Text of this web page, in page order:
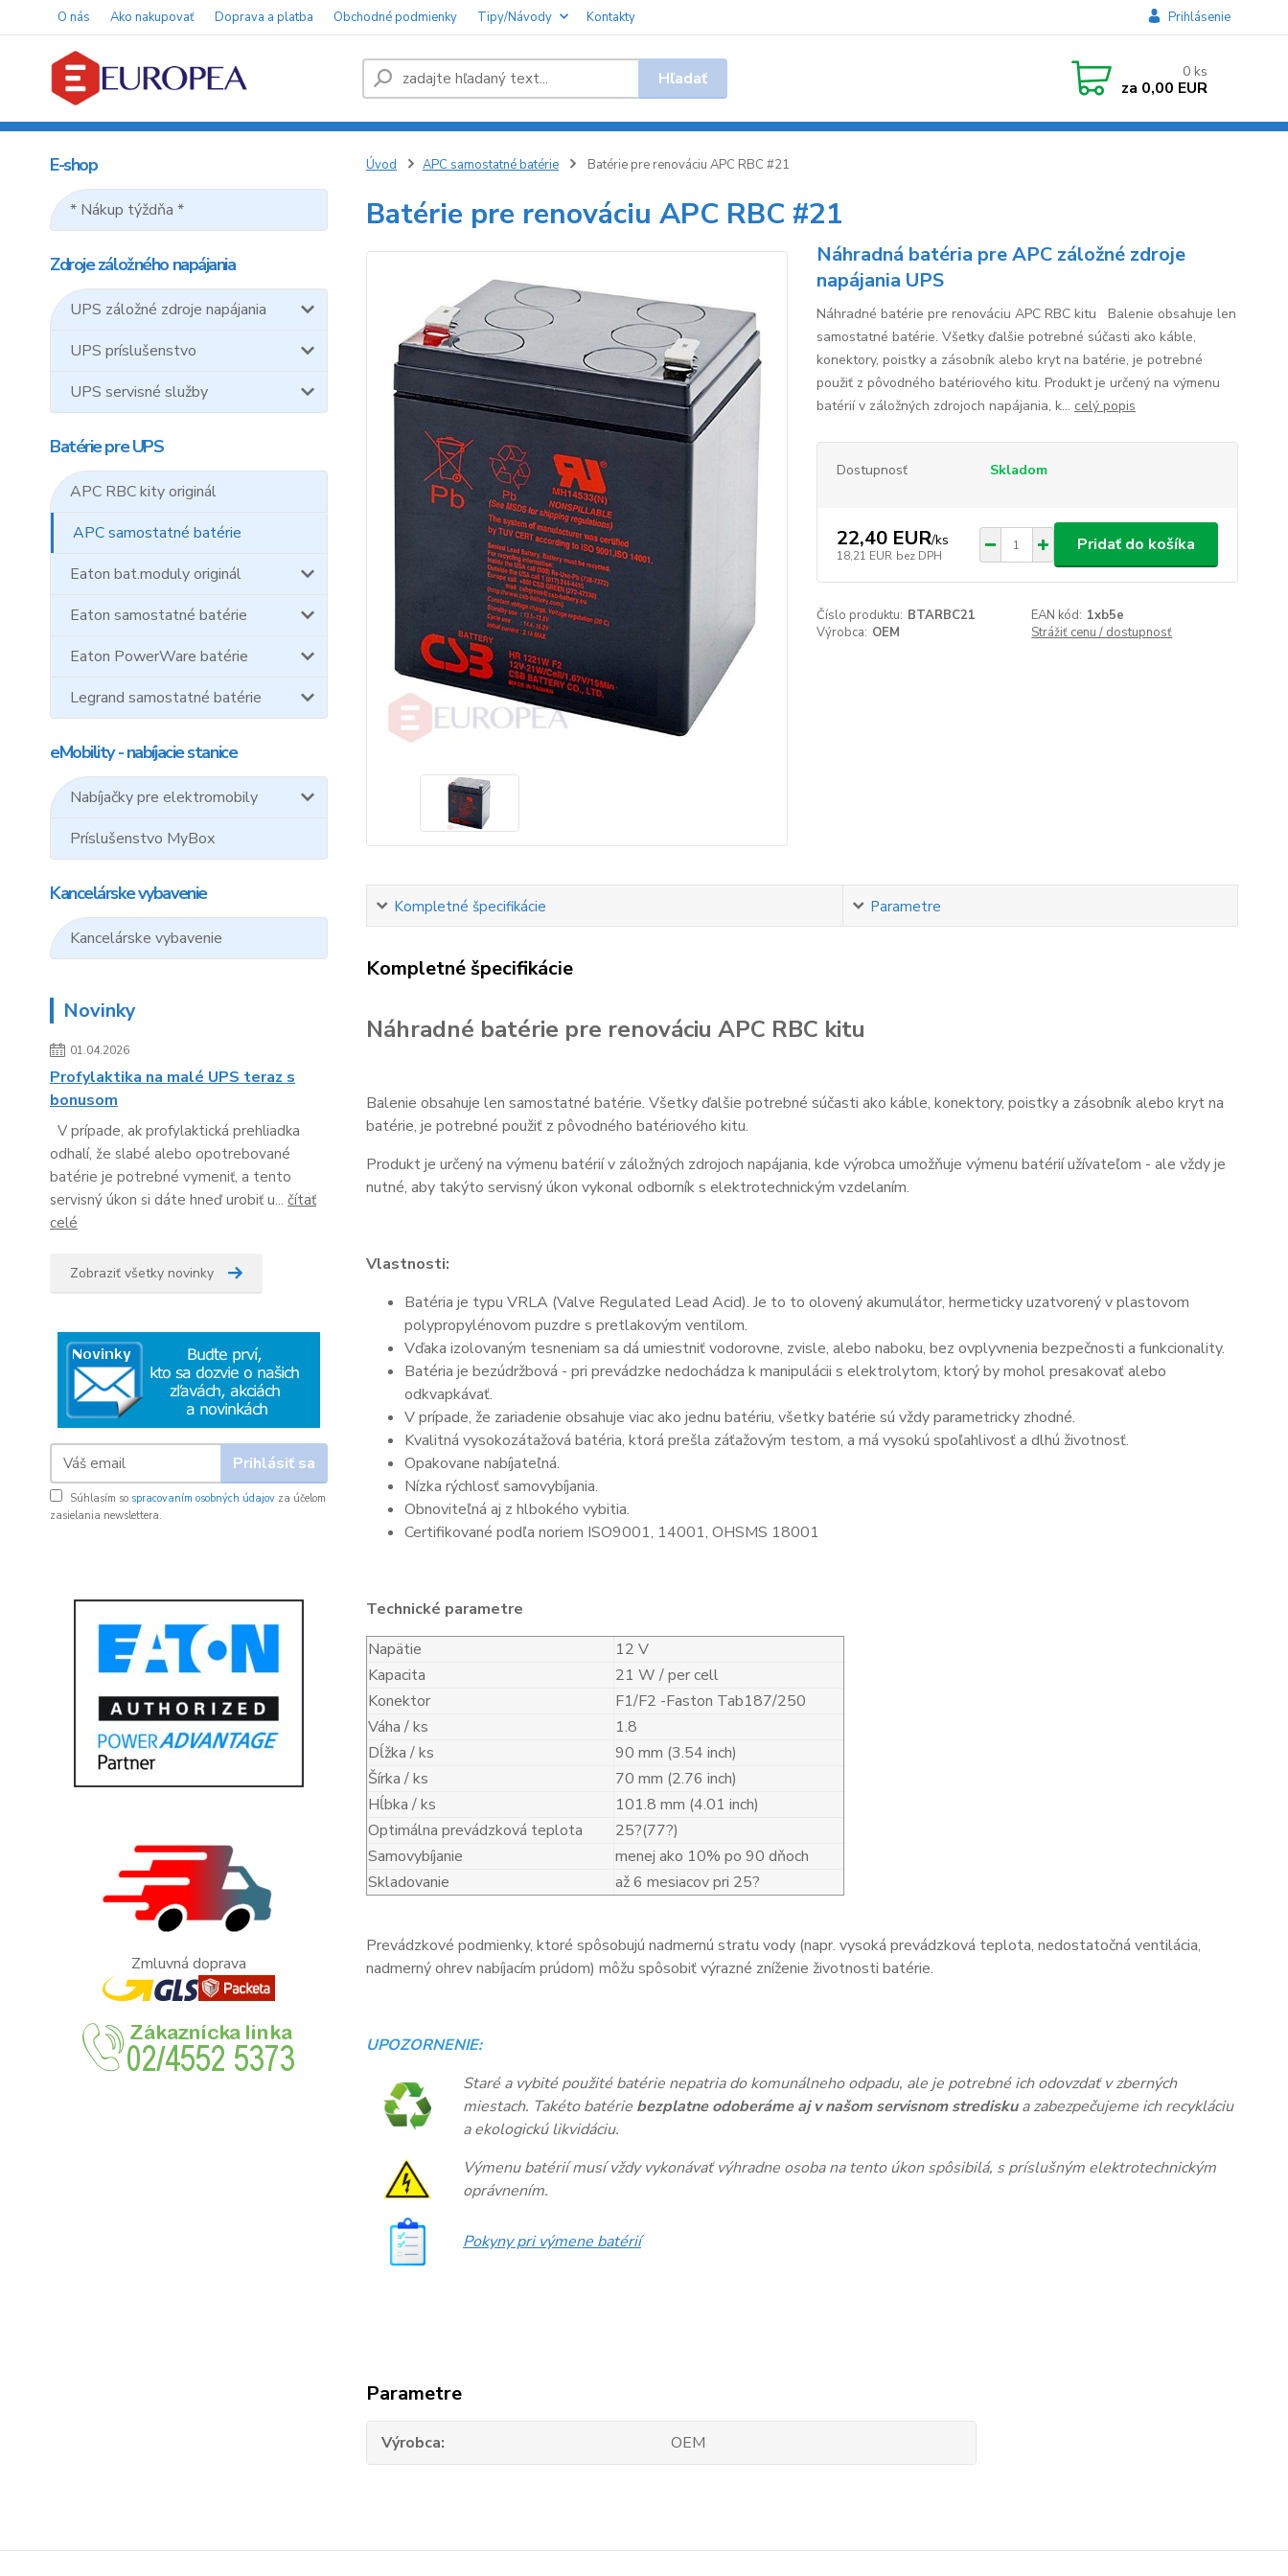
O nás Ako nakupovať Doprava a platba Obchodné podmienky Tipy/Návody Kontakty Prihlásenie
Hľadať 0 ks
za 0,00 EUR
E-shop
* Nákup týždňa *
Zdroje záložného napájania
UPS záložné zdroje napájania
UPS príslušenstvo
UPS servisné služby
Batérie pre UPS
APC RBC kity originál
APC samostatné batérie
Eaton bat.moduly originál
Eaton samostatné batérie
Eaton PowerWare batérie
Legrand samostatné batérie
eMobility - nabíjacie stanice
Nabíjačky pre elektromobily
Príslušenstvo MyBox
Kancelárske vybavenie
Kancelárske vybavenie
Novinky
01.04.2026
Profylaktika na malé UPS teraz s
bonusom
V prípade, ak profylaktická prehliadka
odhalí, že slabé alebo opotrebované
batérie je potrebné vymeniť, a tento
servisný úkon si dáte hneď urobiť u... čítať
celé
Zobraziť všetky novinky
Prihlásiť sa
Súhlasím so spracovaním osobných údajov za účelom
zasielania newslettera.
Zmluvná doprava
Úvod APC samostatné batérie Batérie pre renováciu APC RBC #21
Batérie pre renováciu APC RBC #21
Náhradná batéria pre APC záložné zdroje
napájania UPS
Náhradné batérie pre renováciu APC RBC kitu Balenie obsahuje len
samostatné batérie. Všetky ďalšie potrebné súčasti ako káble,
konektory, poistky a zásobník alebo kryt na batérie, je potrebné
použiť z pôvodného batériového kitu. Produkt je určený na výmenu
batérií v záložných zdrojoch napájania, k... celý popis
Dostupnosť Skladom
22,40 EUR/ks
18,21 EUR bez DPH
Pridať do košíka
Číslo produktu: BTARBC21 EAN kód: 1xb5e
Výrobca: OEM Strážiť cenu / dostupnosť
Kompletné špecifikácie Parametre
Kompletné špecifikácie
Náhradné batérie pre renováciu APC RBC kitu
Balenie obsahuje len samostatné batérie. Všetky ďalšie potrebné súčasti ako káble, konektory, poistky a zásobník alebo kryt na
batérie, je potrebné použiť z pôvodného batériového kitu.
Produkt je určený na výmenu batérií v záložných zdrojoch napájania, kde výrobca umožňuje výmenu batérií užívateľom - ale vždy je
nutné, aby takýto servisný úkon vykonal odborník s elektrotechnickým vzdelaním.
Vlastnosti:
Batéria je typu VRLA (Valve Regulated Lead Acid). Je to to olovený akumulátor, hermeticky uzatvorený v plastovom
polypropylénovom puzdre s pretlakovým ventilom.
Vďaka izolovaným tesneniam sa dá umiestniť vodorovne, zvisle, alebo naboku, bez ovplyvnenia bezpečnosti a funkcionality.
Batéria je bezúdržbová - pri prevádzke nedochádza k manipulácii s elektrolytom, ktorý by mohol presakovať alebo
odkvapkávať.
V prípade, že zariadenie obsahuje viac ako jednu batériu, všetky batérie sú vždy parametricky zhodné.
Kvalitná vysokozátažová batéria, ktorá prešla záťažovým testom, a má vysokú spoľahlivosť a dlhú životnosť.
Opakovane nabíjateľná.
Nízka rýchlosť samovybíjania.
Obnoviteľná aj z hlbokého vybitia.
Certifikované podľa noriem ISO9001, 14001, OHSMS 18001
Technické parametre
Napätie
12 V
Kapacita
21 W / per cell
Konektor
F1/F2 -Faston Tab187/250
Váha / ks
1.8
Dĺžka / ks
90 mm (3.54 inch)
Šírka / ks
70 mm (2.76 inch)
Hĺbka / ks
101.8 mm (4.01 inch)
Optimálna prevádzková teplota
25?(77?)
Samovybíjanie
menej ako 10% po 90 dňoch
Skladovanie
až 6 mesiacov pri 25?
Prevádzkové podmienky, ktoré spôsobujú nadmernú stratu vody (napr. vysoká prevádzková teplota, nedostatočná ventilácia,
nadmerný ohrev nabíjacím prúdom) môžu spôsobiť výrazné zníženie životnosti batérie.
UPOZORNENIE:
Staré a vybité použité batérie nepatria do komunálneho odpadu, ale je potrebné ich odovzdať v zberných
miestach. Takéto batérie bezplatne odoberáme aj v našom servisnom strediskua zabezpečujeme ich recykláciu
a ekologickú likvidáciu.
Výmenu batérií musí vždy vykonávať výhradne osoba na tento úkon spôsibilá, s príslušným elektrotechnickým
oprávnením.
Pokyny pri výmene batérií
Parametre
Výrobca OEM